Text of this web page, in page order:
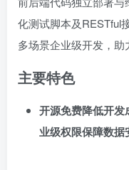
化测试脚本及RESTful
多场景企业级开发，助
主要特色
开源免费降低开
业级权限保障数